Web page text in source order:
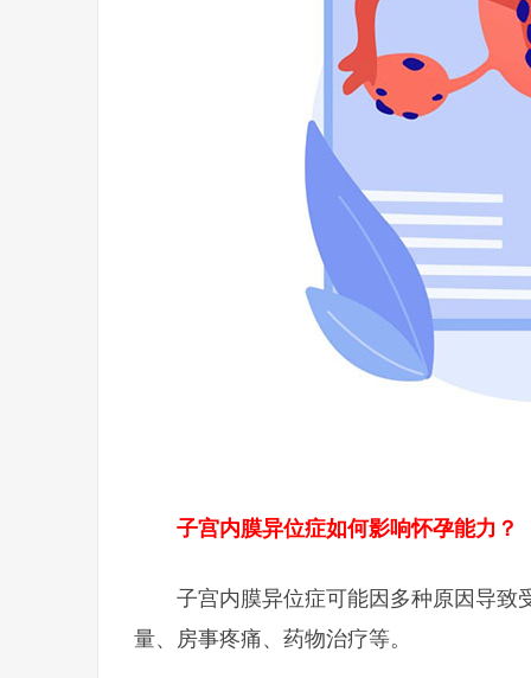
子宫内膜异位症如何影响怀孕能力？
子宫内膜异位症可能因多种原因导致
量、房事疼痛、药物治疗等。